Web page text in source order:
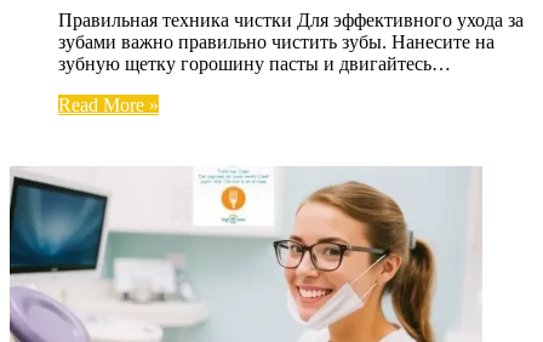
Правильная техника чистки Для эффективного ухода за
зубами важно правильно чистить зубы. Нанесите на
зубную щетку горошину пасты и двигайтесь…
Read More »